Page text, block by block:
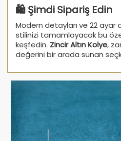
🛍️ Şimdi Sipariş Edin
Modern detayları ve 22 ayar
stilinizi tamamlayacak bu
keşfedin. Zincir Altın Kolye,
değerini bir arada sunan